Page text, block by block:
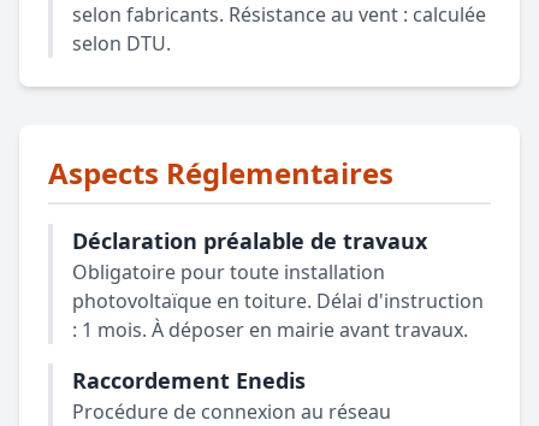
selon fabricants. Résistance au vent : calculée
selon DTU.
Aspects Réglementaires
Déclaration préalable de travaux
Obligatoire pour toute installation
photovoltaïque en toiture. Délai d'instruction
: 1 mois. À déposer en mairie avant travaux.
Raccordement Enedis
Procédure de connexion au réseau